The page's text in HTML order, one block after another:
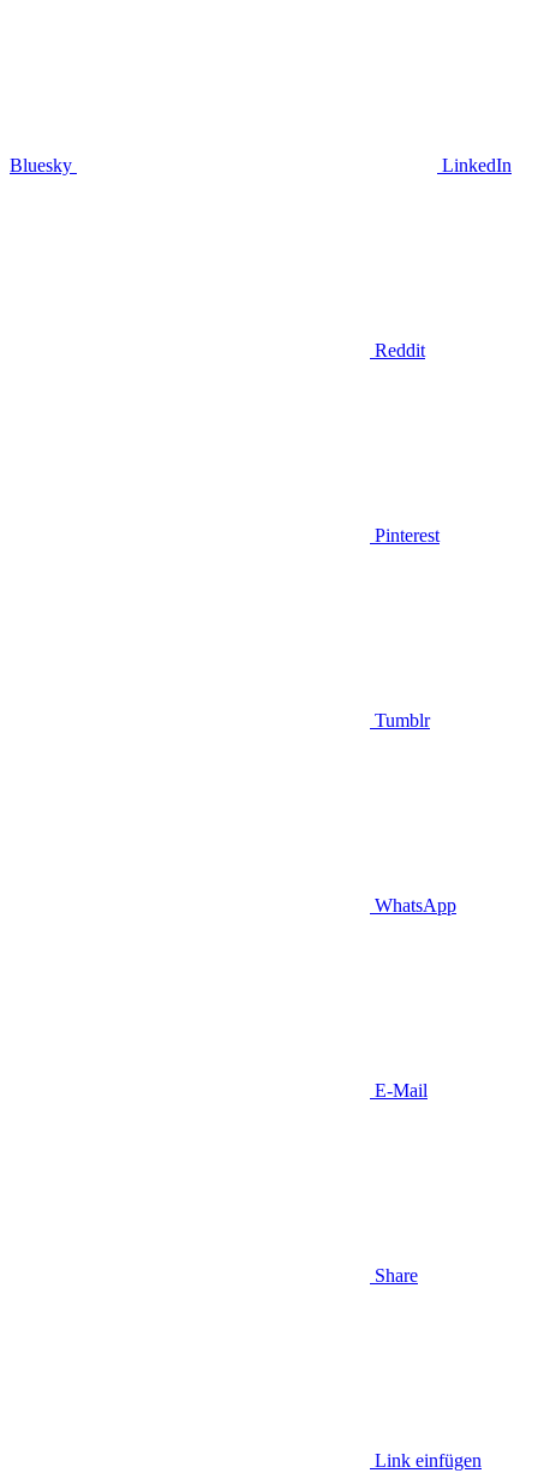
Bluesky LinkedIn
Reddit
Pinterest
Tumblr
WhatsApp
E-Mail
Share
Link einfügen